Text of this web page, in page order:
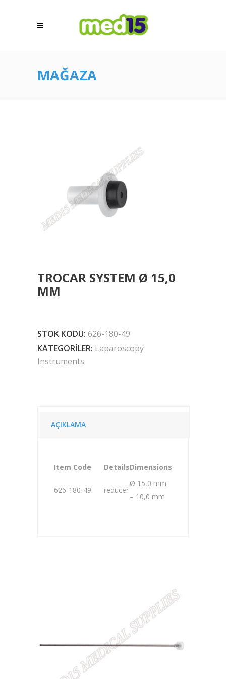
MAĞAZA
TROCAR SYSTEM Ø 15,0
MM
STOK KODU: 626-180-49
KATEGORILER: Laparoscopy
Instruments
AÇIKLAMA
Item Code DetailsDimensions
626-180-49 reducer
Ø 15,0 mm
– 10,0 mm